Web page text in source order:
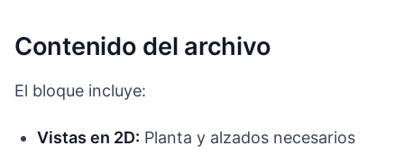
Contenido del archivo
El bloque incluye:
Vistas en 2D: Planta y alzados necesarios